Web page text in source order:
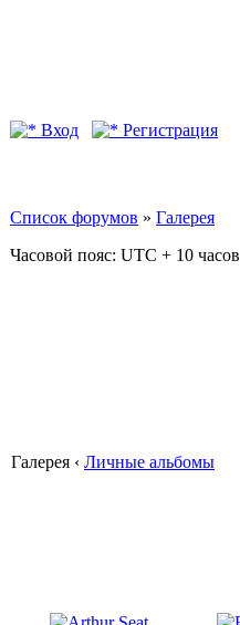
Вход
Регистрация
Список форумов » Галерея
Часовой пояс: UTC + 10 часов
Галерея ‹ Личные альбомы